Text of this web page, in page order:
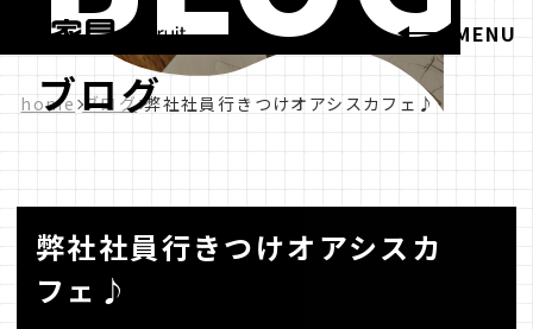
MENU
home ブログ 弊社社員行きつけオアシスカフェ♪
ブログ
弊社社員行きつけオアシスカ
フェ♪